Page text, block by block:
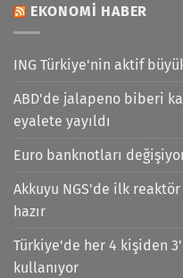
EKONOMI HABER
ING Türkiye'nin aktif
ABD'de jalapeno biberi
eyalete yayıldı
Euro banknotları
Akkuyu NGS'de ilk
hazır
Türkiye'de her 4 kişiden
kullanıyor